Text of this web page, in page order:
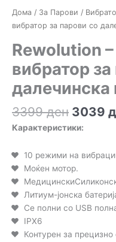
Дома / За Парови /
вибратор за парови со
Rewolution
вибратор
далечинска
3399ден
price
3399
3039
Карактеристики:
10 режими на
Моќен мотор.
Литиум-јонска
Се полни со USB
IPX6
Контурен за